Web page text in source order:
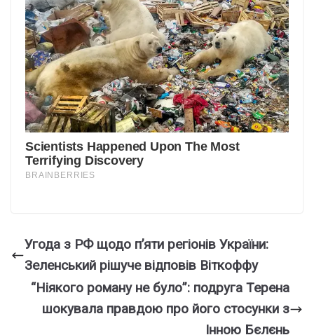
Угода з РФ щодо п’яти регіонів України:
Зеленський рішуче відповів Віткоффу
“Ніякого роману не було”: подруга Терена
шокувала правдою про його стосунки з
Інною Бєлєнь